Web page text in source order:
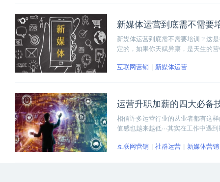
新媒体运营到底需不需要
新媒体运营到底需不需要培训？这
定的，如果你天赋异禀，是天生的
培训，主要取决于自己的选择。
互联网营销 新媒体运营
运营升职加薪的四大必备
相信许多运营行业的从业者都有这
值感也越来越低···其实在工作中遇
位上却依旧迷茫的小伙伴一些指导
互联网营销 社群运营 新媒体营销